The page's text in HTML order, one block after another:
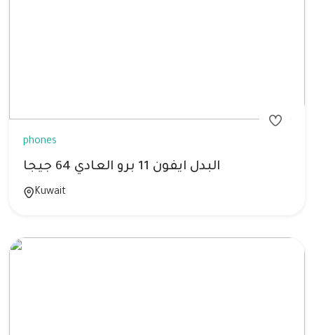
phones
البدل ايفون 11 برو العادي 64 جيجا
Kuwait